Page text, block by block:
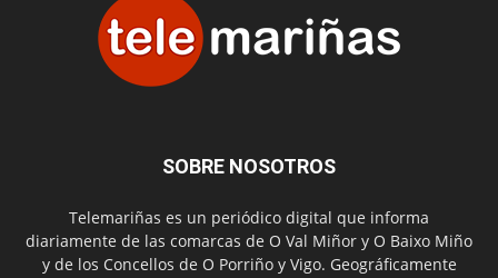
SOBRE NOSOTROS
Telemariñas es un periódico digital que informa
diariamente de las comarcas de O Val Miñor y O Baixo Miño
y de los Concellos de O Porriño y Vigo. Geográficamente